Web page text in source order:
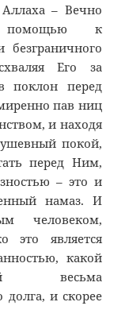
Аллаха – Вечно
помощью к
безграничного
Его за
поклон перед
пав ниц
и находя
покой,
перед Ним,
– это и
намаз. И
человеком,
это является
какой
весьма
долга, и скорее